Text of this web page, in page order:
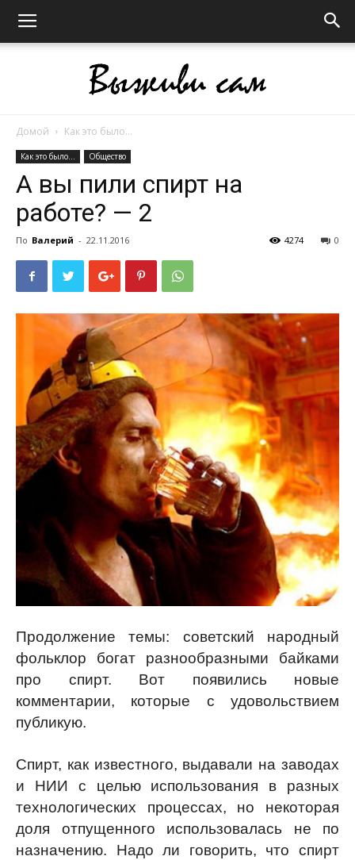
Домой Как это было...
Как это было... Общество
А вы пили спирт на
работе? — 2
По Валерий - 22.11.2016 0
4274
Продолжение темы: советский народный
фольклор богат разнообразными байками
про спирт. Вот появились новые
комментарии, которые с удовольствием
публикую.
Спирт, как известного, выдавали на заводах
и НИИ с целью использования в разных
технологических процессах, но некоторая
доля отпущенного использовалась не по
назначению. Надо ли говорить, что спирт